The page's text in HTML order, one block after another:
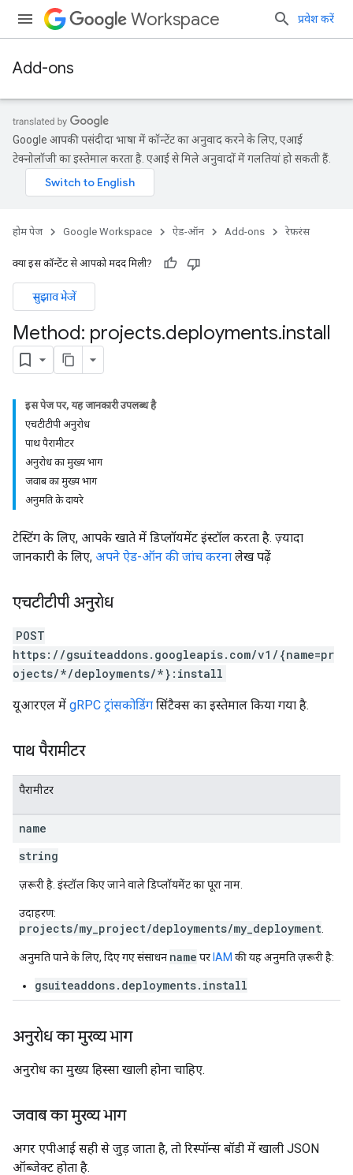
Workspace प्रवेश करें
Add-ons
Google आपकी पसंदीदा भाषा में कॉन्टेंट का अनुवाद करने के लिए, एआई
टेक्नोलॉजी का इस्तेमाल करता है. एआई से मिले अनुवादों में गलतियां हो सकती हैं.
होम पेज Google Workspace ऐड-ऑन Add-ons रेफ़रंस
क्या इस कॉन्टेंट से आपको मदद मिली?
सुझाव भेजें
Method: projects.deployments.install
इस पेज पर, यह जानकारी उपलब्ध है
एचटीटीपी अनुरोध
पाथ पैरामीटर
अनुरोध का मुख्य भाग
जवाब का मुख्य भाग
अनुमति के दायरे
टेस्टिंग के लिए, आपके खाते में डिप्लॉयमेंट इंस्टॉल करता है. ज़्यादा
जानकारी के लिए, अपने ऐड-ऑन की जांच करना लेख पढ़ें
एचटीटीपी अनुरोध
POST
https://gsuiteaddons.googleapis.com/v1/{name=pr
ojects/*/deployments/*}:install
यूआरएल में gRPC ट्रांसकोडिंग सिंटैक्स का इस्तेमाल किया गया है.
पाथ पैरामीटर
पैरामीटर
name
string
ज़रूरी है. इंस्टॉल किए जाने वाले डिप्लॉयमेंट का पूरा नाम.
उदाहरण:
projects/my_project/deployments/my_deployment
अनुमति पाने के लिए, दिए गए संसाधन name पर IAM की यह अनुमति ज़रूरी है:
gsuiteaddons.deployments.install
अनुरोध का मुख्य भाग
अनुरोध का मुख्य हिस्सा खाली होना चाहिए.
जवाब का मुख्य भाग
अगर एपीआई सही से जुड़ जाता है, तो रिस्पॉन्स बॉडी में खाली JSON
ऑब्जेक्ट होता है.